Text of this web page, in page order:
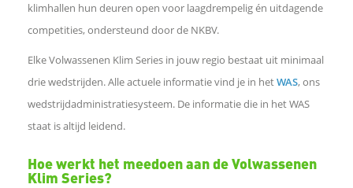
o
F
a
c
klimhallen hun deuren open voor laagdrempelig én uitdagende
competities, ondersteund door de NKBV.
Elke Volwassenen Klim Series in jouw regio bestaat uit minimaal
drie wedstrijden. Alle actuele informatie vind je in hetWAS, ons
wedstrijdadministratiesysteem. De informatie die in het WAS
staat is altijd leidend.
Hoe werkt het meedoen aan de Volwassenen
Klim Series?